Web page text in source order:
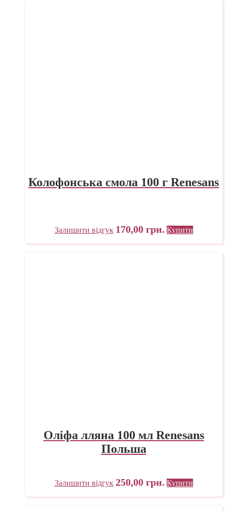
Колофонська смола 100 г Renesans
Залишити відгук 170,00 грн. Купити
Оліфа лляна 100 мл Renesans
Польша
Залишити відгук 250,00 грн. Купити